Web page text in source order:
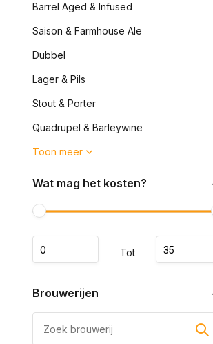
Barrel Aged & Infused
Saison & Farmhouse Ale
Dubbel
Lager & Pils
Stout & Porter
Quadrupel & Barleywine
Toon meer
Wat mag het kosten?
Tot
Brouwerijen